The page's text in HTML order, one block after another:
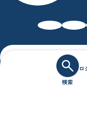
お問い合わせ